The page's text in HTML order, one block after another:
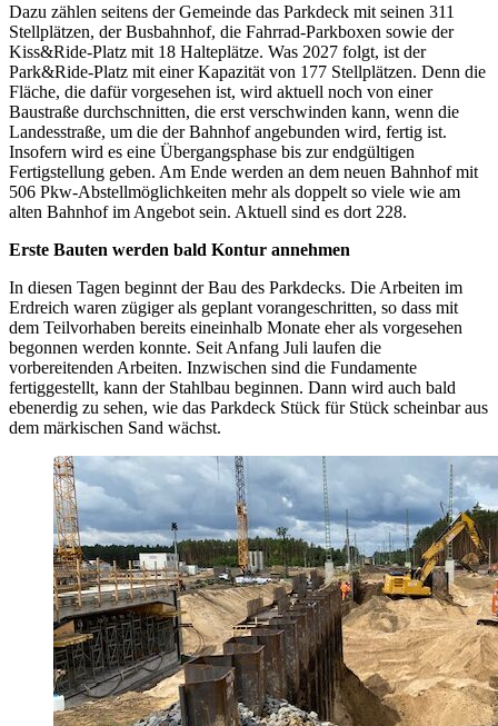
Dazu zählen seitens der Gemeinde das Parkdeck mit seinen 311
Stellplätzen, der Busbahnhof, die Fahrrad-Parkboxen sowie der
Kiss&Ride-Platz mit 18 Halteplätze. Was 2027 folgt, ist der
Park&Ride-Platz mit einer Kapazität von 177 Stellplätzen. Denn die
Fläche, die dafür vorgesehen ist, wird aktuell noch von einer
Baustraße durchschnitten, die erst verschwinden kann, wenn die
Landesstraße, um die der Bahnhof angebunden wird, fertig ist.
Insofern wird es eine Übergangsphase bis zur endgültigen
Fertigstellung geben. Am Ende werden an dem neuen Bahnhof mit
506 Pkw-Abstellmöglichkeiten mehr als doppelt so viele wie am
alten Bahnhof im Angebot sein. Aktuell sind es dort 228.
Erste Bauten werden bald Kontur annehmen
In diesen Tagen beginnt der Bau des Parkdecks. Die Arbeiten im
Erdreich waren zügiger als geplant vorangeschritten, so dass mit
dem Teilvorhaben bereits eineinhalb Monate eher als vorgesehen
begonnen werden konnte. Seit Anfang Juli laufen die
vorbereitenden Arbeiten. Inzwischen sind die Fundamente
fertiggestellt, kann der Stahlbau beginnen. Dann wird auch bald
ebenerdig zu sehen, wie das Parkdeck Stück für Stück scheinbar aus
dem märkischen Sand wächst.